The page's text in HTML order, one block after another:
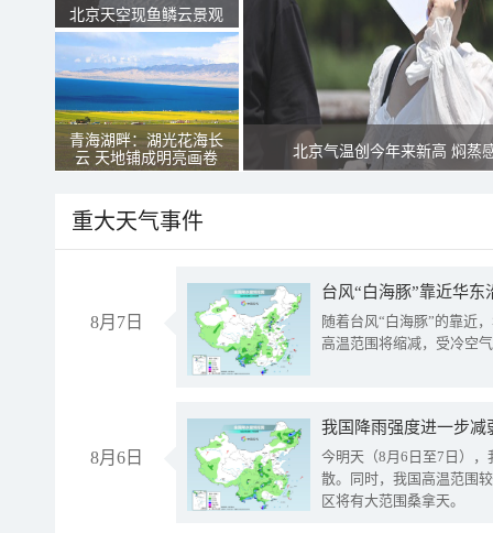
北京天空现鱼鳞云景观
青海湖畔：湖光花海长
云 天地铺成明亮画卷
北京气温创今年来新高 焖蒸
重大天气事件
8月7日
台风“白海豚”靠近华
随着台风“白海豚”的靠近
高温范围将缩减，受冷空
8月6日
今明天（8月6日至7日）
散。同时，我国高温范围
区将有大范围桑拿天。